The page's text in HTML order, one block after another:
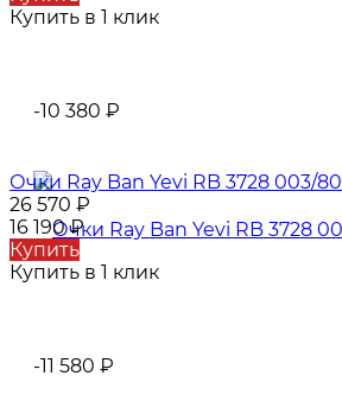
Купить в 1 клик
-10 380 ₽
Очки Ray Ban Yevi RB 3728 003/80
26 570 ₽
16 190₽
Купить
Купить в 1 клик
-11 580 ₽